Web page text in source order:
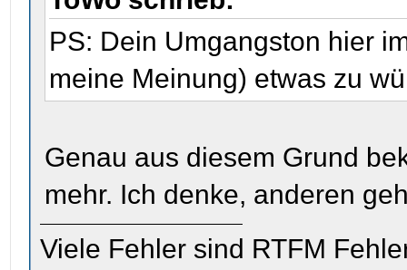
PS: Dein Umgangston hier
meine Meinung) etwas zu
Genau aus diesem Grund
mehr. Ich denke, anderen
Viele Fehler sind RTFM